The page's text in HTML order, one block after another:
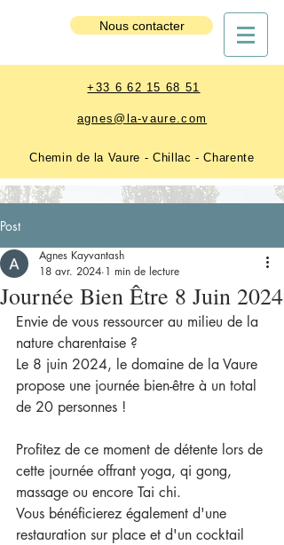
+33 6 62 15 68 51
agnes@la-vaure.com
Chemin de la Vaure - Chillac - Charente
Nous contacter
Nous contacter
Post
Journée Bien Être 8 Juin 2024
Agnes Kayvantash
18 avr. 2024 1 min de lecture
Envie de vous ressourcer au milieu de la
nature charentaise ?
Le 8 juin 2024, le domaine de la Vaure
propose une journée bien-être à un total
de 20 personnes !
Profitez de ce moment de détente lors de
cette journée offrant yoga, qi gong,
massage ou encore Tai chi.
Vous bénéficierez également d'une
restauration sur place et d'un cocktail